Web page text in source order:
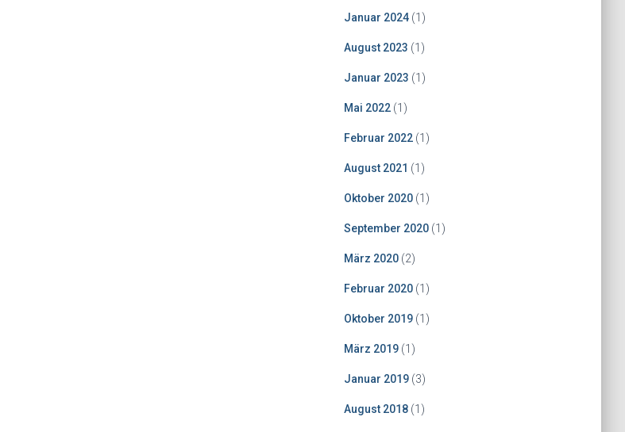
Januar 2024(1)
August 2023 (1)
Januar 2023 (1)
Mai 2022(1)
Februar 2022(1)
August 2021 (1)
Oktober 2020(1)
September 2020(1)
März 2020(2)
Februar 2020(1)
Oktober 2019(1)
März 2019(1)
Januar 2019(3)
August 2018(1)